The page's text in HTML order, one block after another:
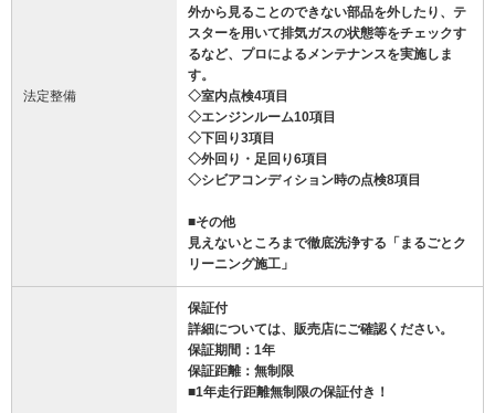
法定整備
外から見ることのできない部品を外したり、テ
スターを用いて排気ガスの状態等をチェックす
るなど、プロによるメンテナンスを実施しま
す。
◇室内点検4項目
◇エンジンルーム10項目
◇下回り3項目
◇外回り・足回り6項目
◇シビアコンディション時の点検8項目
■その他
見えないところまで徹底洗浄する「まるごとク
リーニング施工」
保証付
詳細については、販売店にご確認ください。
保証期間：1年
保証距離：無制限
■1年走行距離無制限の保証付き！